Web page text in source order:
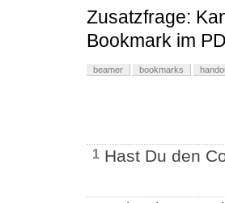
Zusatzfrage:
Bookmark im
beamer bookmarks
1 Hast Du den